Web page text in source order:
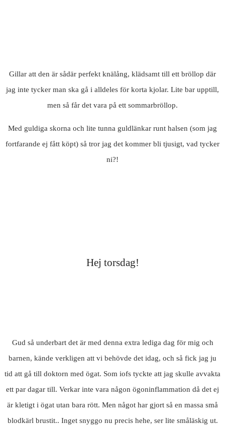
Gillar att den är sådär perfekt knälång, klädsamt till ett bröllop där
jag inte tycker man ska gå i alldeles för korta kjolar. Lite bar upptill,
men så får det vara på ett sommarbröllop.
Med guldiga skorna och lite tunna guldlänkar runt halsen (som jag
fortfarande ej fått köpt) så tror jag det kommer bli tjusigt, vad tycker
ni?!
Hej torsdag!
Gud så underbart det är med denna extra lediga dag för mig och
barnen, kände verkligen att vi behövde det idag, och så fick jag ju
tid att gå till doktorn med ögat. Som iofs tyckte att jag skulle avvakta
ett par dagar till. Verkar inte vara någon ögoninflammation då det ej
är kletigt i ögat utan bara rött. Men något har gjort så en massa små
blodkärl brustit.. Inget snyggo nu precis hehe, ser lite småläskig ut.